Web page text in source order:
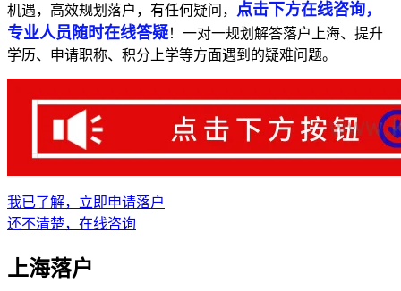
机遇，高效规划落户，有任何疑问， 点击下方在线咨询，
专业人员随时在线答疑！一对一规划解答落户上海、提升
学历、申请职称、积分上学等方面遇到的疑难问题。
我已了解，立即申请落户
还不清楚，在线咨询
上海落户